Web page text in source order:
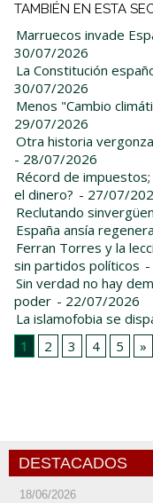
TAMBIÉN EN ESTA
Marruecos invade
30/07/2026
La Constitución
30/07/2026
Menos "Cambio
29/07/2026
Otra historia
- 28/07/2026
Récord de
el dinero? - 27/07/
Reclutando
España ansía
Ferran Torres y la
sin partidos políticos
Sin verdad no hay
poder - 22/07/2026
La islamofobia se
1
2 3 4 5 »
DESTACADOS
18/06/2026